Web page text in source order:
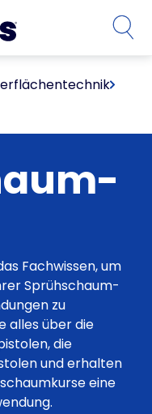
Fachwissen, um
Sprühschaum-
zu
alles über die
die
und erhalten
eine